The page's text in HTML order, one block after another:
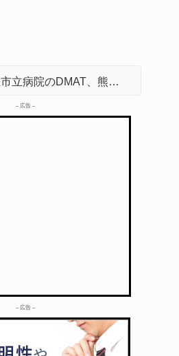
名張市立病院のDMAT、熊本地震の被災地へ 能登以来3回目の派遣
– 広告 –
– 広告 –